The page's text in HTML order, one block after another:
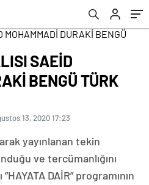
SAEİD
BENGÜ TÜRK
13, 2020 17:23
yayınlanan tekin
ve tercümanlığını
DAİR” programının